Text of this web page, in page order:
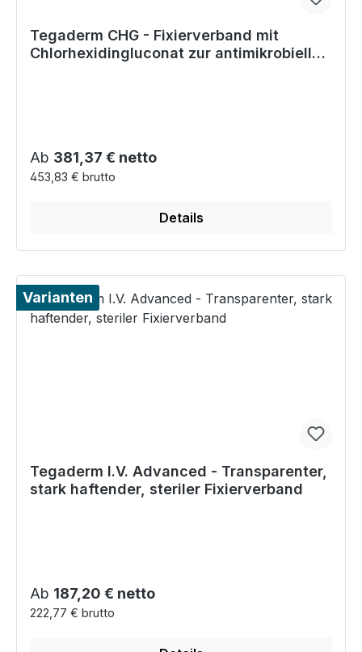
Tegaderm CHG - Fixierverband mit
Chlorhexidingluconat zur antimikrobiellen
Regulärer Preis:
Ab 381,37 € netto
453,83 € brutto
Details
Varianten
Tegaderm I.V. Advanced - Transparenter,
stark haftender, steriler Fixierverband
Regulärer Preis:
Ab 187,20 € netto
222,77 € brutto